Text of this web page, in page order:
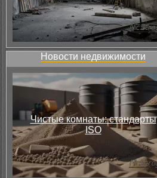
Новости недвижимости
Чистые комнаты: стандарты
ISO